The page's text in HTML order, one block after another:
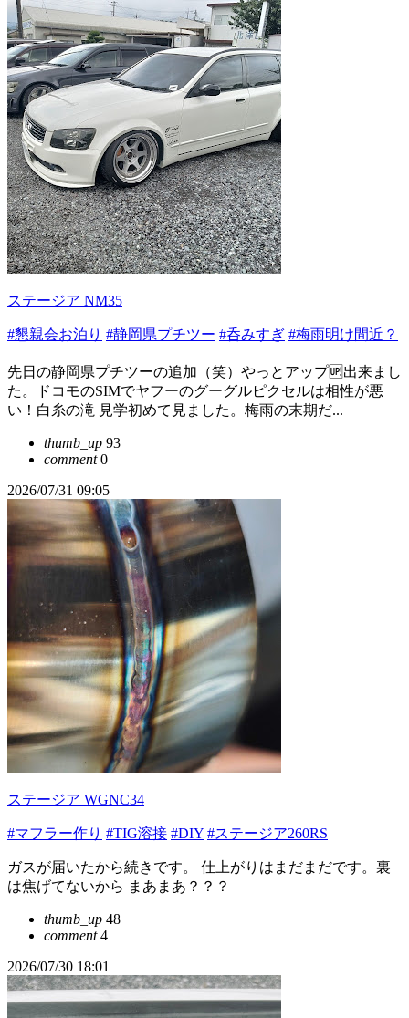
ステージア NM35
#懇親会お泊り #静岡県プチツー #呑みすぎ #梅雨明け間近？
先日の静岡県プチツーの追加（笑）やっとアップ🆙出来まし
た。ドコモのSIMでヤフーのグーグルピクセルは相性が悪
い！白糸の滝 見学初めて見ました。梅雨の末期だ...
thumb_up 93
comment0
2026/07/31 09:05
ステージア WGNC34
#マフラー作り #TIG溶接 #DIY #ステージア260RS
ガスが届いたから続きです。 仕上がりはまだまだです。裏
は焦げてないから まあまあ？？？
thumb_up 48
comment4
2026/07/30 18:01